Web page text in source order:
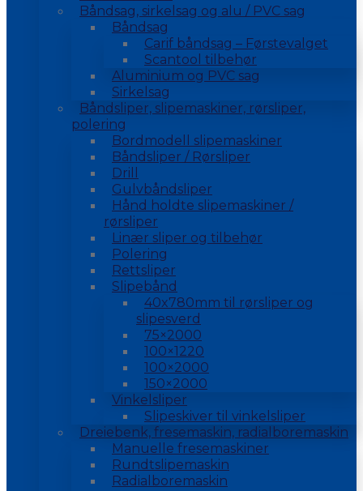
Båndsag, sirkelsag og alu / PVC sag
Båndsag
Carif båndsag – Førstevalget
Scantool tilbehør
Aluminium og PVC sag
Sirkelsag
Båndsliper, slipemaskiner, rørsliper,
polering
Bordmodell slipemaskiner
Båndsliper / Rørsliper
Drill
Gulvbåndsliper
Hånd holdte slipemaskiner /
rørsliper
Linær sliper og tilbehør
Polering
Rettsliper
Slipebånd
40x780mm til rørsliper og
slipesverd
75×2000
100×1220
100×2000
150×2000
Vinkelsliper
Slipeskiver til vinkelsliper
Dreiebenk, fresemaskin, radialboremaskin
Manuelle fresemaskiner
Rundtslipemaskin
Radialboremaskin